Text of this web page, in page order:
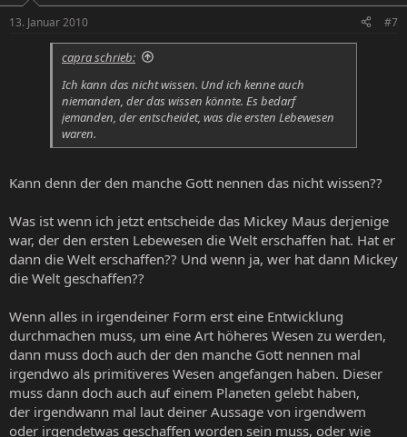
13. Januar 2010 #7
capra schrieb:
Ich kann das nicht wissen. Und ich kenne auch
niemanden, der das wissen könnte. Es bedarf
jemanden, der entscheidet, was die ersten Lebewesen
waren.
Kann denn der den manche Gott nennen das nicht wissen??
Was ist wenn ich jetzt entscheide das Mickey Maus derjenige
war, der den ersten Lebewesen die Welt erschaffen hat. Hat er
dann die Welt erschaffen?? Und wenn ja, wer hat dann Mickey
die Welt geschaffen??
Wenn alles in irgendeiner Form erst eine Entwicklung
durchmachen muss, um eine Art höheres Wesen zu werden,
dann muss doch auch der den manche Gott nennen mal
irgendwo als primitiveres Wesen angefangen haben. Dieser
muss dann doch auch auf einem Planeten gelebt haben,
der irgendwann mal laut deiner Aussage von irgendwem
oder irgendetwas geschaffen worden sein muss, oder wie